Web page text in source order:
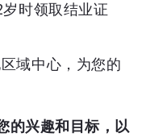
时领取结业证
域中心，为您的
的兴趣和目标，以